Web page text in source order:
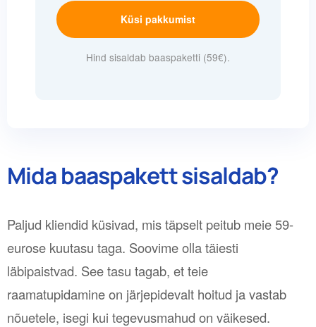
Küsi pakkumist
Hind sisaldab baaspaketti (59€).
Mida baaspakett sisaldab?
Paljud kliendid küsivad, mis täpselt peitub meie 59-
eurose kuutasu taga. Soovime olla täiesti
läbipaistvad. See tasu tagab, et teie
raamatupidamine on järjepidevalt hoitud ja vastab
nõuetele, isegi kui tegevusmahud on väikesed.